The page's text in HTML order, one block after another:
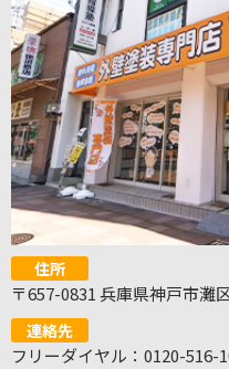
住所
〒657-0831 兵庫県神戸市灘
連絡先
フリーダイヤル：0120-516-